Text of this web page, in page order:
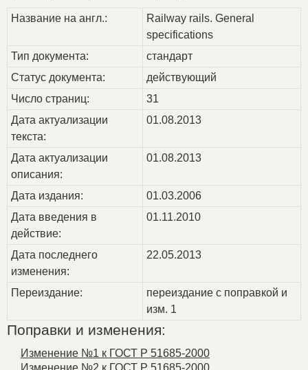
Название на англ.:
Railway rails. General
specifications
Тип документа:
стандарт
Статус документа:
действующий
Число страниц:
31
Дата актуализации
текста:
01.08.2013
Дата актуализации
описания:
01.08.2013
Дата издания:
01.03.2006
Дата введения в
действие:
01.11.2010
Дата последнего
изменения:
22.05.2013
Переиздание:
переиздание с поправкой и
изм. 1
Поправки и изменения:
Изменение №1 к ГОСТ Р 51685-2000
Изменение №2 к ГОСТ Р 51685-2000